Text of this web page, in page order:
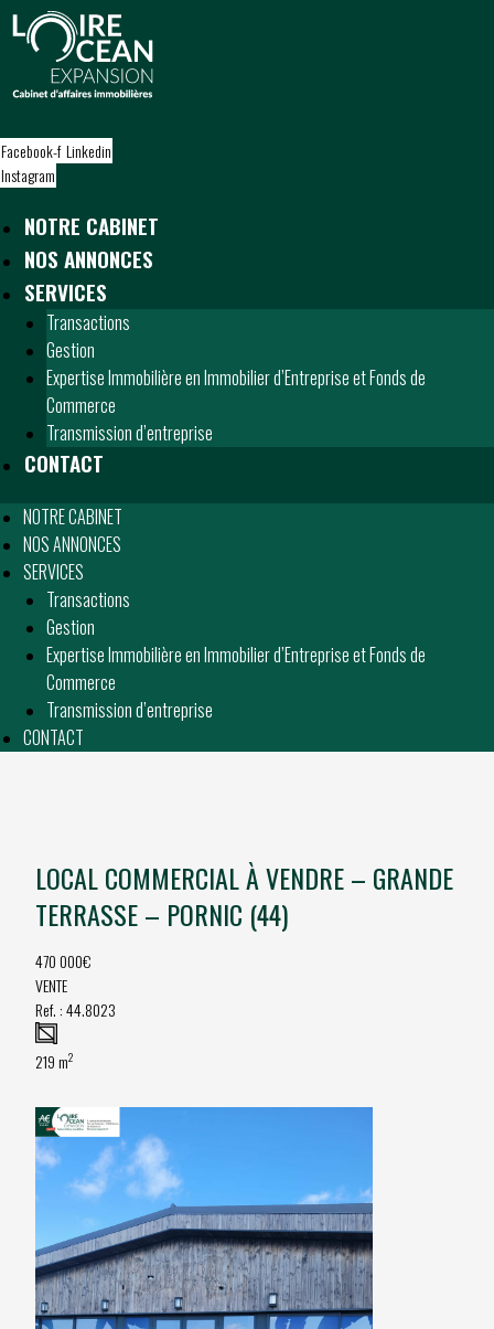
o
c
o
t
e
t
Facebook-f Linkedin
Instagram
NOTRE CABINET
NOS ANNONCES
SERVICES
Transactions
Gestion
Expertise Immobilière en Immobilier d’Entreprise et Fonds de
Commerce
Transmission d’entreprise
CONTACT
NOTRE CABINET
NOS ANNONCES
SERVICES
Transactions
Gestion
Expertise Immobilière en Immobilier d’Entreprise et Fonds de
Commerce
Transmission d’entreprise
CONTACT
LOCAL COMMERCIAL À VENDRE – GRANDE
TERRASSE – PORNIC (44)
470 000€
VENTE
Ref. :44.8023
219 m2